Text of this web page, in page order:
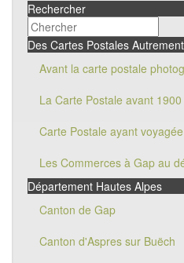
Rechercher
Des Cartes Postales Autrement
Avant la carte postale
La Carte Postale avant 1900
Carte Postale ayant
Les Commerces à Gap au
Département Hautes Alpes
Canton de Gap
Canton d'Aspres sur Buëch